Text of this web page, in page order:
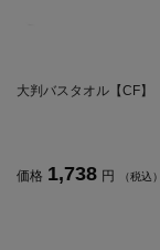
大判バスタオル【CF】
価格 1,738 円 （税込）